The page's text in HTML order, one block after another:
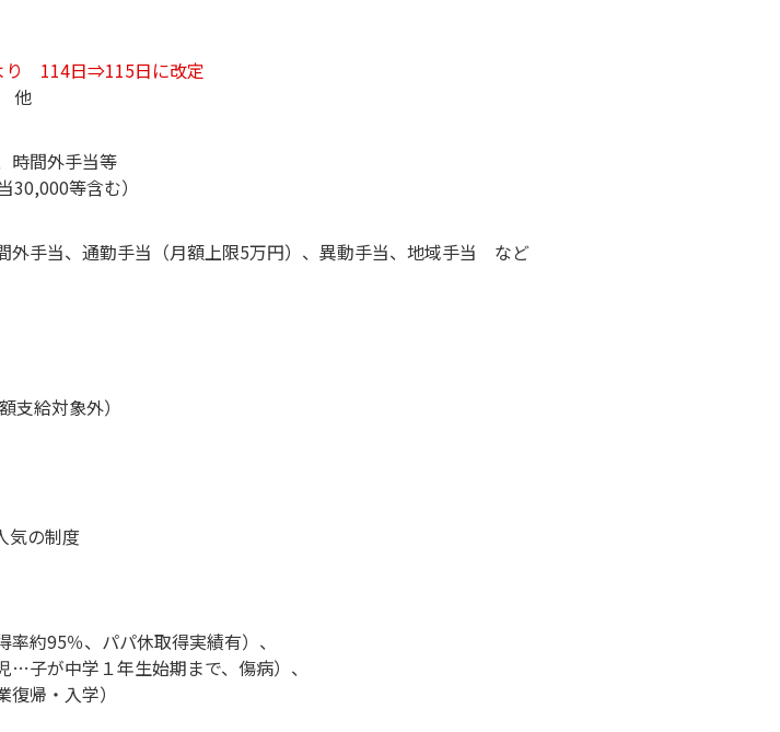
り 114日⇒115日に改定
他
時間外手当等
手当30,000等含む）
外手当、通勤手当（月額上限5万円）、異動手当、地域手当 など
給対象外）
気の制度
約95％、パパ休取得実績有）、
子が中学１年生始期まで、傷病）、
帰・入学）